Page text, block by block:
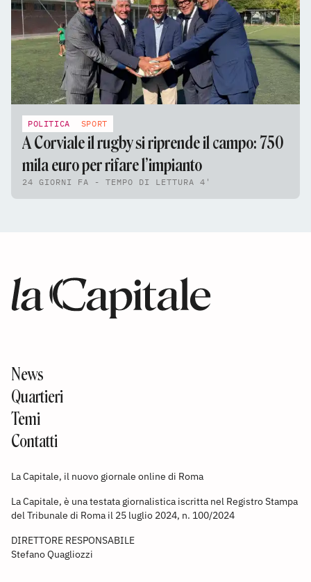
POLITICA SPORT
A Corviale il rugby si riprende il campo: 750
mila euro per rifare l’impianto
24 GIORNI FA - TEMPO DI LETTURA 4'
News
Quartieri
Temi
Contatti
La Capitale, il nuovo giornale online di Roma
La Capitale, è una testata giornalistica iscritta nel Registro Stampa
del Tribunale di Roma il 25 luglio 2024, n. 100/2024
DIRETTORE RESPONSABILE
Stefano Quagliozzi